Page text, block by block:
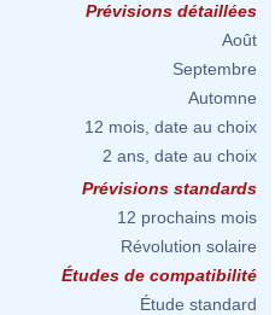
Prévisions détaillées
Août
Septembre
Automne
12 mois, date au choix
2 ans, date au choix
Prévisions standards
12 prochains mois
Révolution solaire
Études de compatibilité
Étude standard